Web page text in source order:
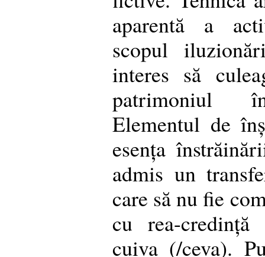
aparentă a
scopul
interes să
patrimoniul
Elementul de
esența
admis un
care să nu fie
cu rea-
cuiva (/ceva).